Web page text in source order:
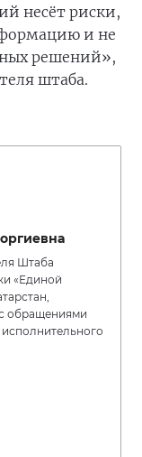
несёт риски,
и не
решений»,
штаба.
Штаба
«Единой
обращениями